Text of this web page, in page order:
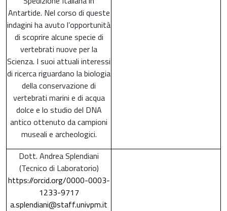
Antartide. Nel corso di queste
indagini ha avuto l’opportunità
di scoprire alcune specie di
vertebrati nuove per la
Scienza. I suoi attuali interessi
di ricerca riguardano la biologia
della conservazione di
vertebrati marini e di acqua
dolce e lo studio del DNA
antico ottenuto da campioni
museali e archeologici.
Dott. Andrea Splendiani
(Tecnico di Laboratorio)
https://orcid.org/0000-0003-
1233-9717
a.splendiani@staff.univpm.it